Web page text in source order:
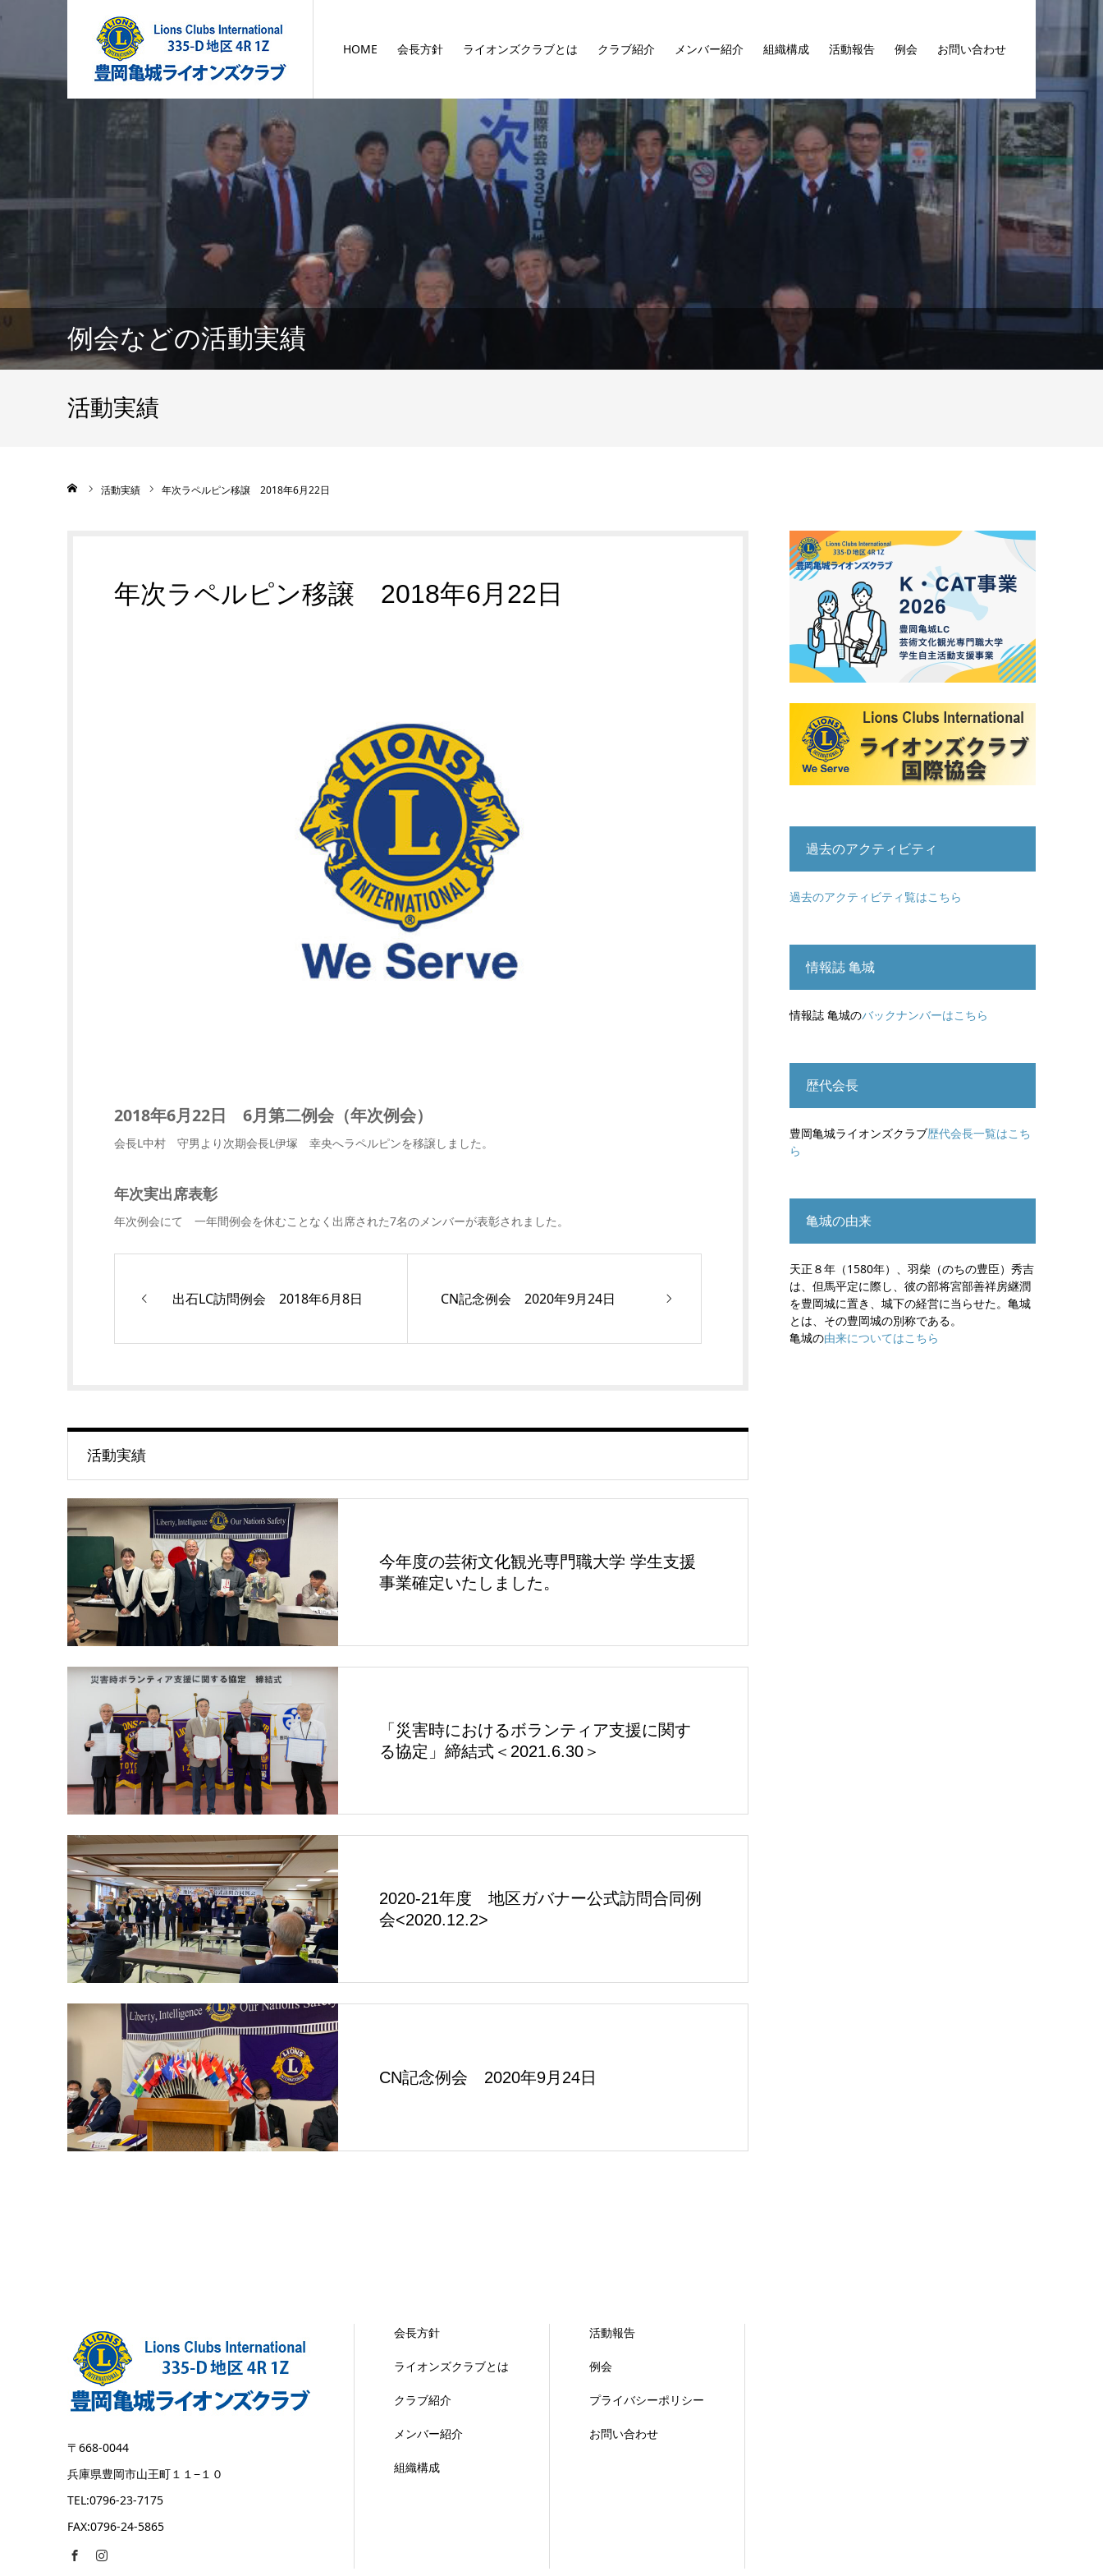
HOME 会長方針 ライオンズクラブとは クラブ紹介 メンバー紹介 組織構成 活動報告 例会 お問い合わせ
例会などの活動実績
活動実績
活動実績 年次ラペルピン移譲 2018年6月22日
年次ラペルピン移譲 2018年6月22日
2018年6月22日 6月第二例会（年次例会）
会長L中村 守男より次期会長L伊塚 幸央へラペルピンを移譲しました。
年次実出席表彰
年次例会にて 一年間例会を休むことなく出席された7名のメンバーが表彰されました。
出石LC訪問例会 2018年6月8日 CN記念例会 2020年9月24日
活動実績
今年度の芸術文化観光専門職大学 学生支援
事業確定いたしました。
「災害時におけるボランティア支援に関す
る協定」締結式＜2021.6.30＞
2020-21年度 地区ガバナー公式訪問合同例
会<2020.12.2>
CN記念例会 2020年9月24日
過去のアクティビティ
過去のアクティビティ覧はこちら
情報誌 亀城
情報誌 亀城のバックナンバーはこちら
歴代会長
豊岡亀城ライオンズクラブ歴代会長一覧はこち
ら
亀城の由来
天正８年（1580年）、羽柴（のちの豊臣）秀吉
は、但馬平定に際し、彼の部将宮部善祥房継潤
を豊岡城に置き、城下の経営に当らせた。亀城
とは、その豊岡城の別称である。
亀城の由来についてはこちら
〒668-0044
兵庫県豊岡市山王町１１−１０
TEL:0796-23-7175
FAX:0796-24-5865
会長方針
ライオンズクラブとは
クラブ紹介
メンバー紹介
組織構成
活動報告
例会
プライバシーポリシー
お問い合わせ